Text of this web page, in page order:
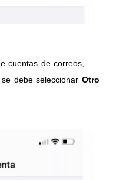
cuentas de correos,
debe seleccionar Otro